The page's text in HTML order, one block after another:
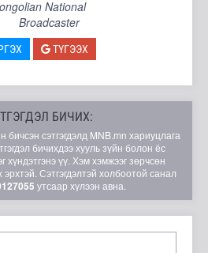
National
Broadcaster
ТҮГЭЭХ
БИЧИХ:
сэтгэгдэлд MNB.mn хариуцлага
бичихдээ хууль зүйн болон ёс
хүндэтгэнэ үү. Хэм хэмжээг зөрчсөн
эрхтэй. Сэтгэгдэлтэй холбоотой санал
утсаар хүлээн авна.